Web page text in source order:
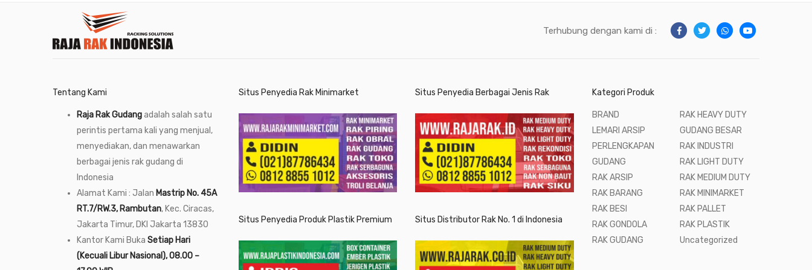
Terhubung dengan kami di :
Tentang Kami
Raja Rak Gudangadalah salah satu
perintis pertama kali yang menjual,
menyediakan, dan menawarkan
berbagai jenis rak gudang di
Indonesia
Alamat Kami : Jalan Mastrip No. 45A
RT.7/RW.3, Rambutan, Kec. Ciracas,
Jakarta Timur, DKI Jakarta 13830
Kantor Kami Buka Setiap Hari
(Kecuali Libur Nasional), 08.00 –
Situs Penyedia Rak Minimarket
Situs Penyedia Produk Plastik Premium
Situs Penyedia Berbagai Jenis Rak
Situs Distributor Rak No. 1 di Indonesia
Kategori Produk
BRAND
LEMARI ARSIP
PERLENGKAPAN
GUDANG
RAK ARSIP
RAK BARANG
RAK BESI
RAK GONDOLA
RAK GUDANG
RAK HEAVY DUTY
GUDANG BESAR
RAK INDUSTRI
RAK LIGHT DUTY
RAK MEDIUM DUTY
RAK MINIMARKET
RAK PALLET
RAK PLASTIK
Uncategorized